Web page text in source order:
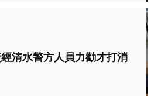
清水警方人員力勸才打消